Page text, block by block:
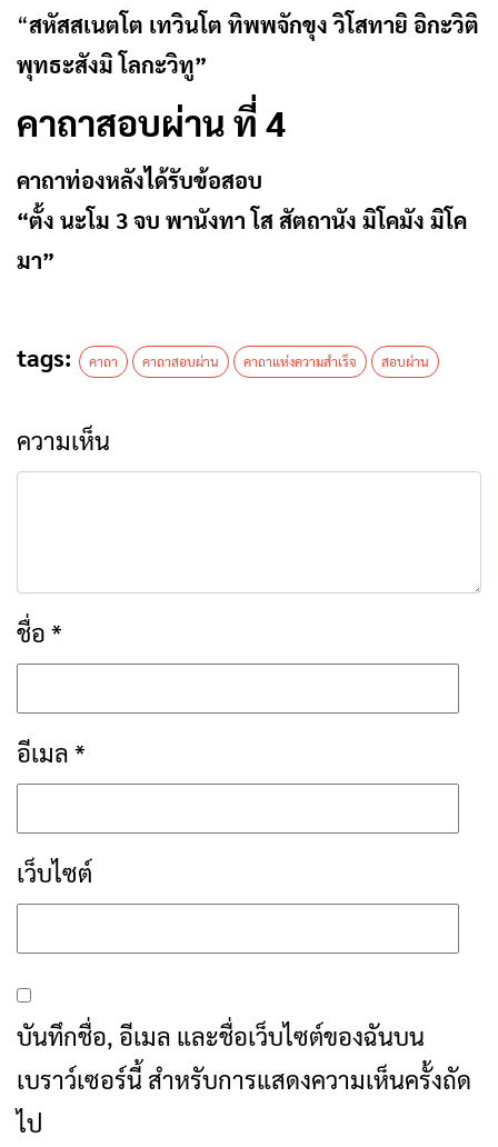
“สหัสสเนตโต เทวินโต ทิพพจักขุง วิโสทายิ อิกะวิติ
พุทธะสังมิ โลกะวิทู”
คาถาสอบผ่าน ที่ 4
คาถาท่องหลังได้รับข้อสอบ
“ตั้ง นะโม 3 จบ พานังทา โส สัตถานัง มิโคมัง มิโค
มา”
tags: คาถา คาถาสอบผ่าน คาถาแห่งความสำเร็จ สอบผ่าน
ความเห็น
ชื่อ *
อีเมล *
เว็บไซต์
บันทึกชื่อ, อีเมล และชื่อเว็บไซต์ของฉันบน
เบราว์เซอร์นี้ สำหรับการแสดงความเห็นครั้งถัด
ไป